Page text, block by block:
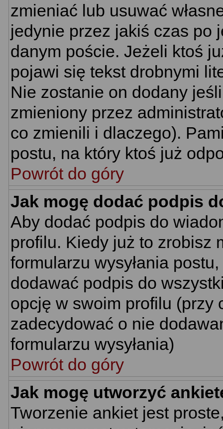
zmieniać lub usuwać
jedynie przez jakiś czas
danym poście. Jeżeli ktoś
pojawi się tekst drobnymi
Nie zostanie on dodany
zmieniony przez
co zmienili i dlaczego).
postu, na który ktoś już
Powrót do góry
Jak mogę dodać podpis
Aby dodać podpis do
profilu. Kiedy już to zrobisz
formularzu wysyłania
dodawać podpis do
opcję w swoim profilu (przy
zadecydować o nie
formularzu wysyłania)
Powrót do góry
Jak mogę utworzyć
Tworzenie ankiet jest